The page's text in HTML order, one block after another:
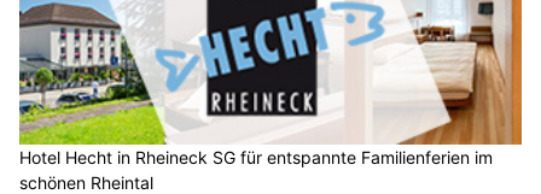
Hotel Hecht in Rheineck SG für entspannte Familienferien im
schönen Rheintal